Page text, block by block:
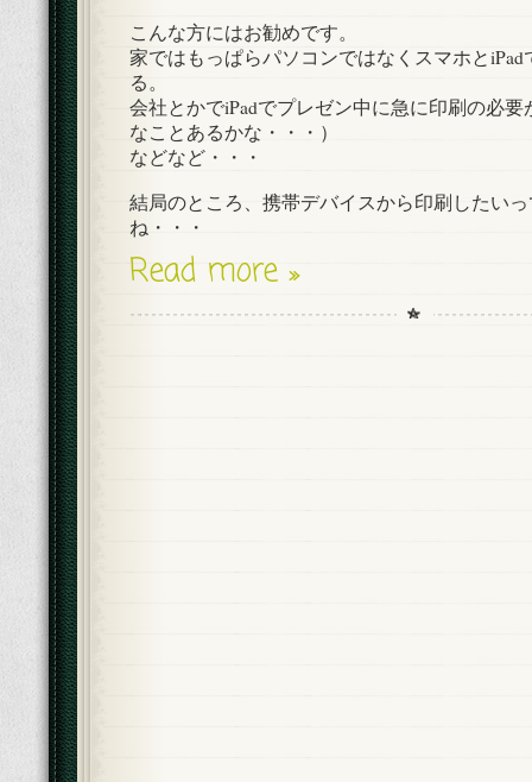
こんな方にはお勧めです。
家ではもっぱらパソコンではなくスマホと
る。
会社とかでiPadでプレゼン中に急に印刷の必
なことあるかな・・・）
などなど・・・
結局のところ、携帯デバイスから印刷したい
ね・・・
Read more »